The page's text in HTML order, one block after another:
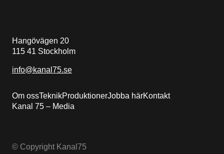
Hangövägen 20
115 41 Stockholm
info@kanal75.se
Om ossTeknikProduktionerJobba härKontakt
Kanal 75 – Media
© Copyright Kanal75